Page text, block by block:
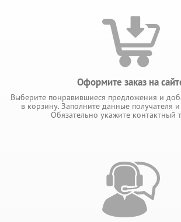
Оформите заказ на
Выберите понравившиеся предложения и
в корзину. Заполните данные получателя
Обязательно укажите контактный